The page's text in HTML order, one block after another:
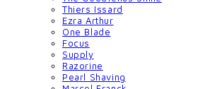
Thiers Issard
Ezra Arthur
One Blade
Focus
Supply
Razorine
Pearl Shaving